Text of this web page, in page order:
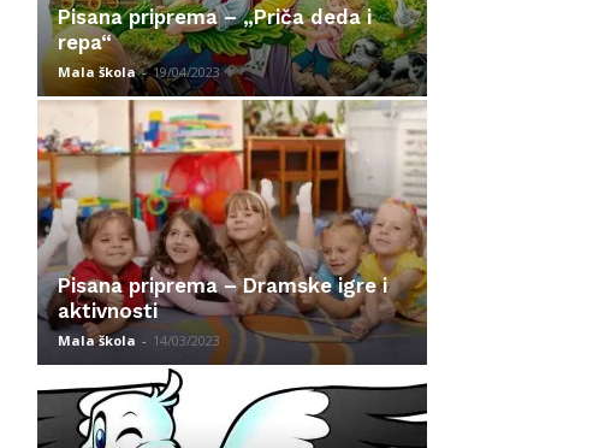
Pisana priprema – „Priča deda i
repa“
Mala škola - 19/04/2023
Pisana priprema – Dramske igre i
aktivnosti
Mala škola - 14/03/2023